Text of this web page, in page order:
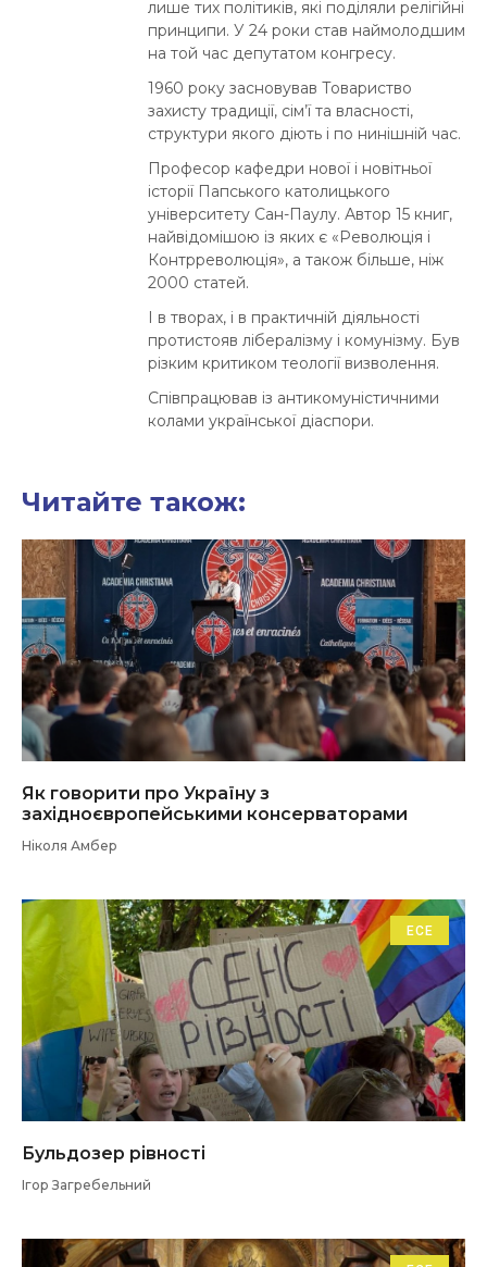
лише тих політиків, які поділяли релігійні
принципи. У 24 роки став наймолодшим
на той час депутатом конгресу.
1960 року засновував Товариство
захисту традиції, сім’ї та власності,
структури якого діють і по нинішній час.
Професор кафедри нової і новітньої
історії Папського католицького
університету Сан-Паулу. Автор 15 книг,
найвідомішою із яких є «Революція і
Контрреволюція», а також більше, ніж
2000 статей.
І в творах, і в практичній діяльності
протистояв лібералізму і комунізму. Був
різким критиком теології визволення.
Співпрацював із антикомуністичними
колами української діаспори.
Читайте також:
Як говорити про Україну з
західноєвропейськими консерваторами
Ніколя Амбер
ЕСЕ
Бульдозер рівності
Ігор Загребельний